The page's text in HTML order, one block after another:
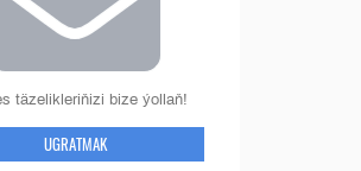
täzelikleriňizi bize ýollaň!
UGRATMAK